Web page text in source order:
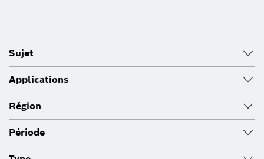
Sujet
Applications
Région
Période